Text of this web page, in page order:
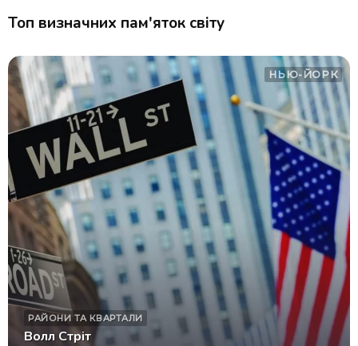
Топ визначних пам'яток світу
НЬЮ-ЙОРК
РАЙОНИ ТА КВАРТАЛИ
Волл Стріт